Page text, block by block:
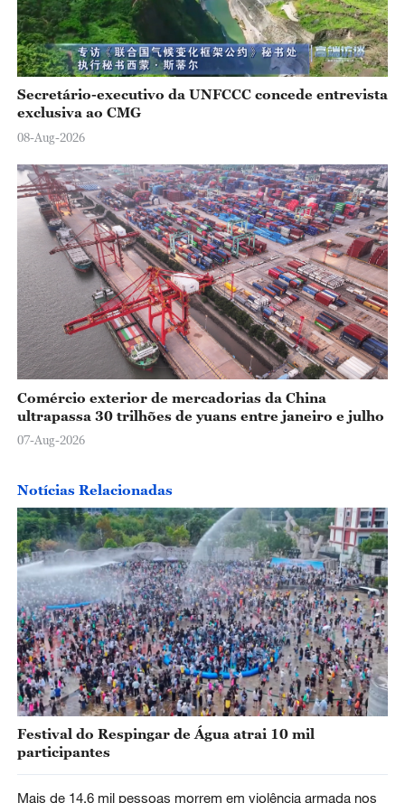
Secretário-executivo da UNFCCC concede entrevista
exclusiva ao CMG
08-Aug-2026
Comércio exterior de mercadorias da China
ultrapassa 30 trilhões de yuans entre janeiro e julho
07-Aug-2026
Notícias Relacionadas
Festival do Respingar de Água atrai 10 mil
participantes
Mais de 14,6 mil pessoas morrem em violência armada nos